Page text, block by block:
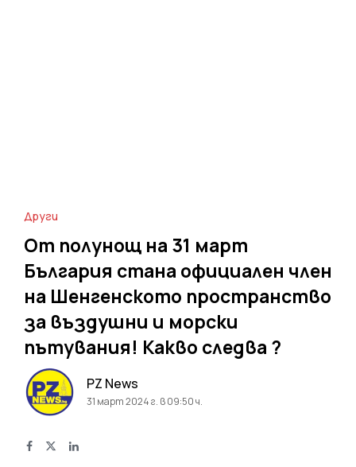
Други
От полунощ на 31 март
България стана официален член
на Шенгенското пространство
за въздушни и морски
пътувания! Какво следва ?
PZ News
31 март 2024 г. в 09:50 ч.